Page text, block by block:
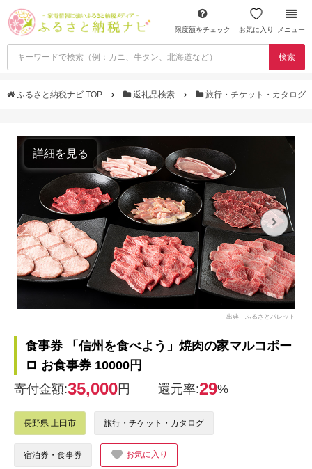
限度額をチェック お気に入り メニュー
検索
ふるさと納税ナビ TOP 返礼品検索 旅行・チケット・カタログ
詳細を見る
出典：ふるさとパレット
食事券 「信州を食べよう」焼肉の家マルコポー
ロ お食事券 10000円
寄付金額:35,000円 還元率:29%
長野県 上田市 旅行・チケット・カタログ
宿泊券・食事券 お気に入り